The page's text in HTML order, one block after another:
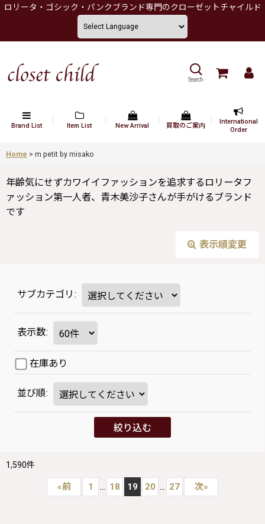
ロリータ・ゴシック・パンクブランド専門のクローゼットチャイルド
Search
Brand List Item List New Arrival 買取のご案内
International
Order
Home > m petit by misako
年齢気にせずカワイイファッションを追求するロリータフ
ァッション第一人者、青木美沙子さんが手がけるブランド
です
表示順変更
サブカテゴリ :
表示数:
在庫あり
並び順:
絞り込む
1,590件
«前 1 ... 18 19 20 ... 27 次»